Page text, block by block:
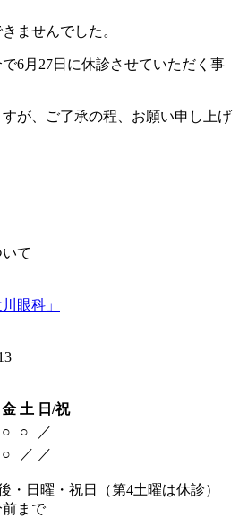
ませんでした。
6月27日に休診させていただく事
が、ご了承の程、お願い申し上げ
て
金 土 日/祝
○ ○
／
○ ／ ／
日曜・祝日（第4土曜は休診）
まで